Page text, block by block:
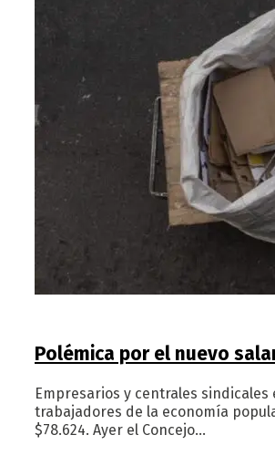
Polémica por el nuevo
Empresarios y centrales sindicales
trabajadores de la economía
$78.624. Ayer el Concejo…